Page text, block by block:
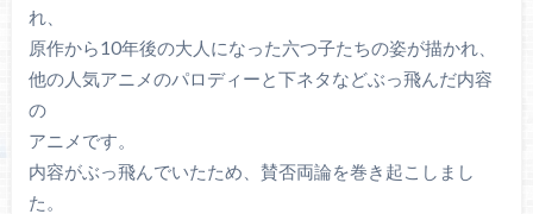
れ、
原作から10年後の大人になった六つ子たちの姿が描かれ、
他の人気アニメのパロディーと下ネタなどぶっ飛んだ内容
の
アニメです。
内容がぶっ飛んでいたため、賛否両論を巻き起こしまし
た。